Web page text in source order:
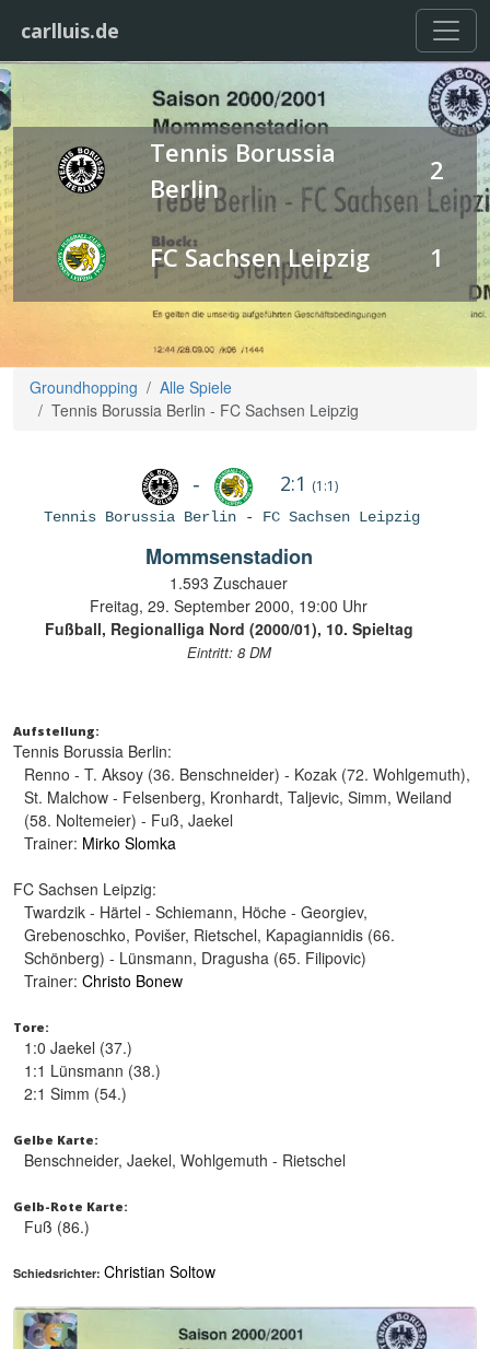
carlluis.de
Tennis Borussia
Berlin
2
FC Sachsen Leipzig 1
Groundhopping
Alle Spiele
Tennis Borussia Berlin - FC Sachsen Leipzig
- 2:1 (1:1)
Tennis Borussia Berlin- FC Sachsen Leipzig
Mommsenstadion
1.593 Zuschauer
Freitag, 29. September 2000, 19:00 Uhr
Fußball, Regionalliga Nord (2000/01), 10. Spieltag
Eintritt: 8 DM
Aufstellung:
Tennis Borussia Berlin:
Renno - T. Aksoy (36. Benschneider) - Kozak (72. Wohlgemuth),
St. Malchow - Felsenberg, Kronhardt, Taljevic, Simm, Weiland
(58. Noltemeier) - Fuß, Jaekel
Trainer: Mirko Slomka
FC Sachsen Leipzig:
Twardzik - Härtel - Schiemann, Höche - Georgiev,
Grebenoschko, Povišer, Rietschel, Kapagiannidis (66.
Schönberg) - Lünsmann, Dragusha (65. Filipovic)
Trainer: Christo Bonew
Tore:
1:0 Jaekel (37.)
1:1 Lünsmann (38.)
2:1 Simm (54.)
Gelbe Karte:
Benschneider, Jaekel, Wohlgemuth - Rietschel
Gelb-Rote Karte:
Fuß (86.)
Schiedsrichter: Christian Soltow